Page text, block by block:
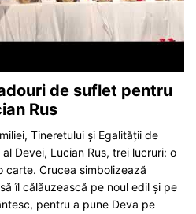
de suflet pentru
Rus
Tineretului și Egalității de
Devei, Lucian Rus, trei lucruri: o
carte. Crucea simbolizează
îl călăuzească pe noul edil și pe
pentru a pune Deva pe